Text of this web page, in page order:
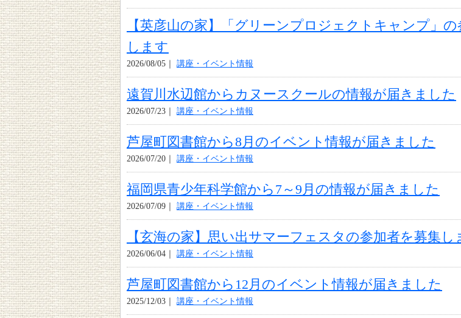
【英彦山の家】「グリーンプロジェクトキャンプ」
します
2026/08/05｜ 講座・イベント情報
遠賀川水辺館からカヌースクールの情報が届きました
2026/07/23｜ 講座・イベント情報
芦屋町図書館から8月のイベント情報が届きました
2026/07/20｜ 講座・イベント情報
福岡県青少年科学館から7～9月の情報が届きました
2026/07/09｜ 講座・イベント情報
【玄海の家】思い出サマーフェスタの参加者を募集し
2026/06/04｜ 講座・イベント情報
芦屋町図書館から12月のイベント情報が届きました
2025/12/03｜ 講座・イベント情報